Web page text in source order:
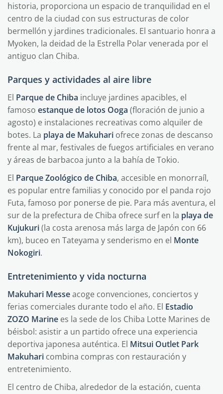
historia, proporciona un espacio de tranquilidad en el
centro de la ciudad con sus estructuras de color
bermellón y jardines tradicionales. El santuario honra a
Myoken, la deidad de la Estrella Polar venerada por el
antiguo clan Chiba.
Parques y actividades al aire libre
El Parque de Chiba incluye jardines apacibles, el
famoso estanque de lotos Ooga (floración de junio a
agosto) e instalaciones recreativas como alquiler de
botes. La playa de Makuhari ofrece zonas de descanso
frente al mar, festivales de fuegos artificiales en verano
y áreas de barbacoa junto a la bahía de Tokio.
El Parque Zoológico de Chiba, accesible en monorraíl,
es popular entre familias y conocido por el panda rojo
Futa, famoso por ponerse de pie. Para más aventura, el
sur de la prefectura de Chiba ofrece surf en la playa de
Kujukuri(la costa arenosa más larga de Japón con 66
km), buceo en Tateyama y senderismo en el Monte
Nokogiri.
Entretenimiento y vida nocturna
Makuhari Messeacoge convenciones, conciertos y
ferias comerciales durante todo el año. El Estadio
ZOZO Marine es la sede de los Chiba Lotte Marines de
béisbol: asistir a un partido ofrece una experiencia
deportiva japonesa auténtica. El Mitsui Outlet Park
Makuhari combina compras con restauración y
entretenimiento.
El centro de Chiba, alrededor de la estación, cuenta